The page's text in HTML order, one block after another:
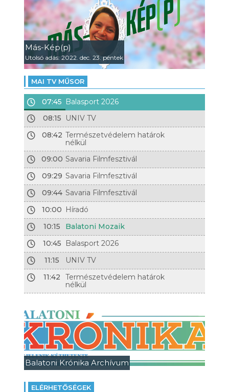
Más-Kép(p)
Utolsó adás: 2022. dec. 23. péntek
MAI TV MŰSOR
07:45 Balasport 2026
08:15
UNIV TV
08:42 Természetvédelem határok
nélkül
09:00 Savaria Filmfesztivál
09:29 Savaria Filmfesztivál
09:44 Savaria Filmfesztivál
10:00 Híradó
10:15
Balatoni Mozaik
10:45
Balasport 2026
11:15
UNIV TV
11:42
Természetvédelem határok
nélkül
Balatoni Krónika Archívum
ELÉRHETŐSÉGEK